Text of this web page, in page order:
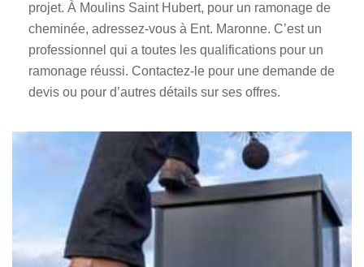
projet. À Moulins Saint Hubert, pour un ramonage de
cheminée, adressez-vous à Ent. Maronne. C’est un
professionnel qui a toutes les qualifications pour un
ramonage réussi. Contactez-le pour une demande de
devis ou pour d’autres détails sur ses offres.